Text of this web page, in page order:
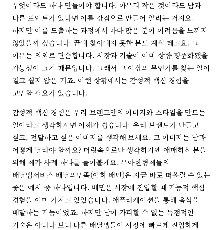
무엇이라도 하나 만들어야 합니다. 아무리 작은 것이라도 남과
다른 포인트가 있다면 이를 강점으로 만들어 알리는 거지요.
하지만 이를 도출하는 과정에서 아마 많은 분이 어려움을 느끼지
않았을까 싶습니다. 끝내 찾아내지 못한 분도 계실 테고요. 그
이유는 의외로 단순합니다. 시장과 기술이 이미 상향 평준화됐을
가능성이 크기 때문입니다. 그래서 그 이상의 무언가를 찾는 일이
결코 쉽지 않은 거죠. 이런 상황에서는 감성적 핵심 경험을
고민할 필요가 있습니다.
감성적 핵심 경험은 우리 브랜드만의 이미지와 스타일을 만드는
일이라고 생각하시면 이해가 쉽습니다. 우리 브랜드가 만들고
싶고, 전달하고 싶은 이미지를 생각해 보세요. 그 이미지는 남과
어떻게 달라야 할까요? 머릿속으로만 생각하기엔 애매하신 분을
위해 제가 사례 하나를 들어볼게요. 우아한형제들의
배달앱서비스 배달의민족(이하 배민)은 지금 바로 떠올릴 수 있는
좋은 예시 중 하나입니다. 배민은 시장에 진입할 때 기능적 핵심
경험을 이미 가지고 있었습니다. 애플리케이션을 통해 음식을
배달하는 기능이었죠. 하지만 남이 카피할 수 없는 독점적인
기술은 아니다 보니 다른 배달앱들이 시장에 빠르게 진입하게